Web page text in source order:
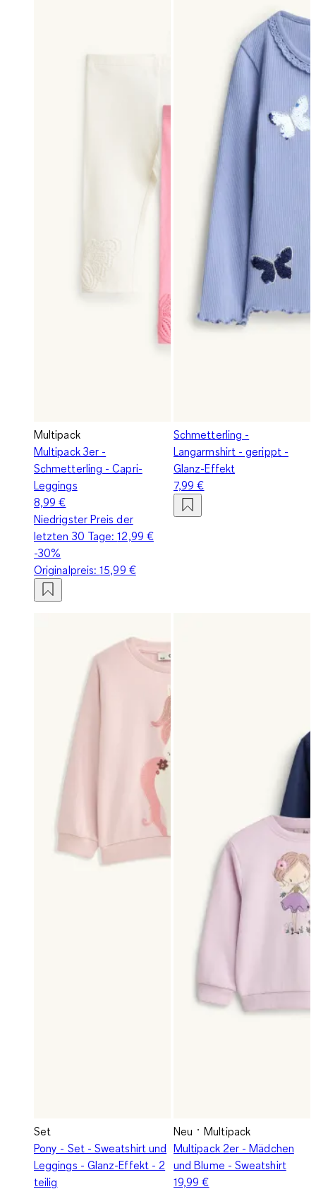
Multipack
Multipack 3er -
Schmetterling - Capri-
Leggings
8,99 €
Niedrigster Preis der
letzten 30 Tage:12,99 €
-30%
Originalpreis:15,99 €
Schmetterling -
Langarmshirt - gerippt -
Glanz-Effekt
7,99 €
Set
Pony - Set - Sweatshirt und
Leggings - Glanz-Effekt - 2
teilig
Neu
Multipack
Multipack 2er - Mädchen
und Blume - Sweatshirt
19,99 €